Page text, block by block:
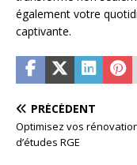
également votre
captivante.
PRÉCÉDENT
Optimisez vos
d’études RGE